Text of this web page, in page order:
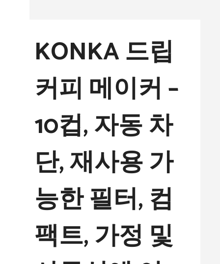
KONKA 드립
커피 메이커 –
10컵, 자동 차
단, 재사용 가
능한 필터, 컴
팩트, 가정 및